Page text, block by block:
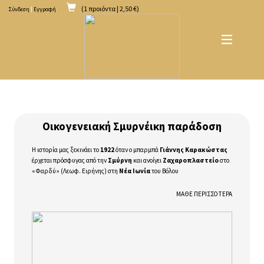
Σύνδεση | Εγγραφή (1 προιόντα | 2,50 €)
Οικογενειακή Σμυρνέικη παράδοση
Η ιστορία μας ξεκινάει το 1922όταν ο μπαρμπά Γιάννης Καρακώστας
έρχεται πρόσφυγας από την Σμύρνη και ανοίγει Ζαχαροπλαστείοστο
«Φαρδύ» (Λεωφ. Ειρήνης) στη Νέα Ιωνίατου Βόλου
ΜΑΘΕ ΠΕΡΙΣΣΟΤΕΡΑ